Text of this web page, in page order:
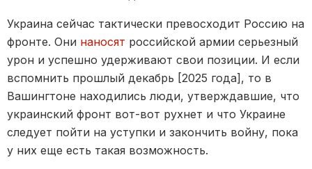
Украина сейчас тактически превосходит Россию на
фронте. Они наносят российской армии серьезный
урон и успешно удерживают свои позиции. И если
вспомнить прошлый декабрь [2025 года], то в
Вашингтоне находились люди, утверждавшие, что
украинский фронт вот-вот рухнет и что Украине
следует пойти на уступки и закончить войну, пока
у них еще есть такая возможность.